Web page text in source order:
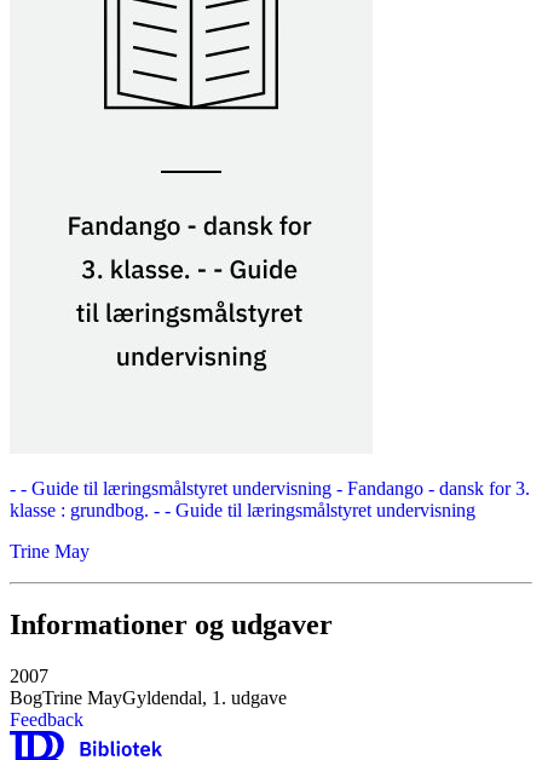
- - Guide til læringsmålstyret undervisning - Fandango - dansk for 3.
klasse : grundbog. - - Guide til læringsmålstyret undervisning
Trine May
Informationer og udgaver
2007
BogTrine MayGyldendal, 1. udgave
Feedback